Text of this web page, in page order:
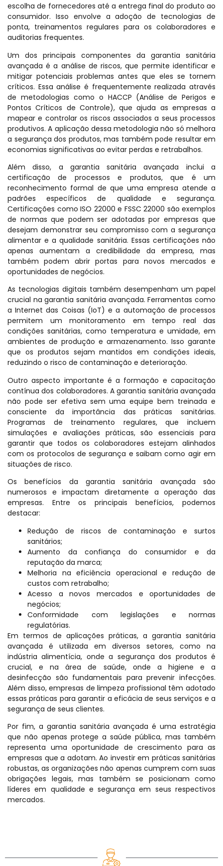
escolha de fornecedores até a entrega final do produto ao
consumidor. Isso envolve a adoção de tecnologias de
ponta, treinamentos regulares para os colaboradores e
auditorias frequentes.
Um dos principais componentes da garantia sanitária
avançada é a análise de riscos, que permite identificar e
mitigar potenciais problemas antes que eles se tornem
críticos. Essa análise é frequentemente realizada através
de metodologias como o HACCP (Análise de Perigos e
Pontos Críticos de Controle), que ajuda as empresas a
mapear e controlar os riscos associados a seus processos
produtivos. A aplicação dessa metodologia não só melhora
a segurança dos produtos, mas também pode resultar em
economias significativas ao evitar perdas e retrabalhos.
Além disso, a garantia sanitária avançada inclui a
certificação de processos e produtos, que é um
reconhecimento formal de que uma empresa atende a
padrões específicos de qualidade e segurança.
Certificações como ISO 22000 e FSSC 22000 são exemplos
de normas que podem ser adotadas por empresas que
desejam demonstrar seu compromisso com a segurança
alimentar e a qualidade sanitária. Essas certificações não
apenas aumentam a credibilidade da empresa, mas
também podem abrir portas para novos mercados e
oportunidades de negócios.
As tecnologias digitais também desempenham um papel
crucial na garantia sanitária avançada. Ferramentas como
a Internet das Coisas (IoT) e a automação de processos
permitem um monitoramento em tempo real das
condições sanitárias, como temperatura e umidade, em
ambientes de produção e armazenamento. Isso garante
que os produtos sejam mantidos em condições ideais,
reduzindo o risco de contaminação e deterioração.
Outro aspecto importante é a formação e capacitação
contínua dos colaboradores. A garantia sanitária avançada
não pode ser efetiva sem uma equipe bem treinada e
consciente da importância das práticas sanitárias.
Programas de treinamento regulares, que incluem
simulações e avaliações práticas, são essenciais para
garantir que todos os colaboradores estejam alinhados
com os protocolos de segurança e saibam como agir em
situações de risco.
Os benefícios da garantia sanitária avançada são
numerosos e impactam diretamente a operação das
empresas. Entre os principais benefícios, podemos
destacar:
Redução de riscos de contaminação e surtos
sanitários;
Aumento da confiança do consumidor e da
reputação da marca;
Melhoria na eficiência operacional e redução de
custos com retrabalho;
Acesso a novos mercados e oportunidades de
negócios;
Conformidade com legislações e normas
regulatórias.
Em termos de aplicações práticas, a garantia sanitária
avançada é utilizada em diversos setores, como na
indústria alimentícia, onde a segurança dos produtos é
crucial, e na área de saúde, onde a higiene e a
desinfecção são fundamentais para prevenir infecções.
Além disso, empresas de limpeza profissional têm adotado
essas práticas para garantir a eficácia de seus serviços e a
segurança de seus clientes.
Por fim, a garantia sanitária avançada é uma estratégia
que não apenas protege a saúde pública, mas também
representa uma oportunidade de crescimento para as
empresas que a adotam. Ao investir em práticas sanitárias
robustas, as organizações não apenas cumprem com suas
obrigações legais, mas também se posicionam como
líderes em qualidade e segurança em seus respectivos
mercados.